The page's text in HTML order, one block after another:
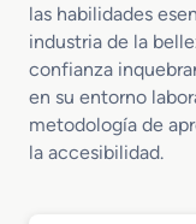
las habilidades
industria de la
confianza
en su entorno
metodología de
la accesibilidad.